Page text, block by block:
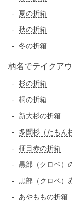
夏の折箱
秋の折箱
冬の折箱
柄名でテイクア
杉の折箱
桐の折箱
新大杉の折箱
多聞杉（たもん
柾目赤の折箱
黒部（クロベ）
黒部（クロベ）
あやももの折箱